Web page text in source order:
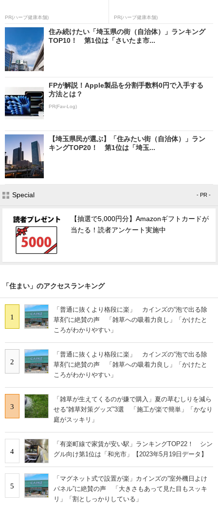
PR(ハーブ健康本舗) PR(ハーブ健康本舗)
住み続けたい「埼玉県の街（自治体）」ランキング
TOP10！ 第1位は「さいたま市...
FPが解説！Apple製品を分割手数料0円で入手する
方法とは？
PR(Fav-Log)
【埼玉県民が選ぶ】「住みたい街（自治体）」ラン
キングTOP20！ 第1位は「埼玉...
Special - PR -
【抽選で5,000円分】Amazonギフトカードが
当たる！読者アンケート実施中
「住まい」のアクセスランキング
1
「普通に抜くより格段に楽」 カインズの“泡で出る除
草剤”に絶賛の声 「雑草への吸着力良し」「かけたと
ころがわかりやすい」
2
「普通に抜くより格段に楽」 カインズの“泡で出る除
草剤”に絶賛の声 「雑草への吸着力良し」「かけたと
ころがわかりやすい」
3
「雑草が生えてくるのが嫌で購入」夏の草むしりを減ら
せる“雑草対策グッズ”3選 「施工が楽で簡単」「かなり
庭がスッキリ」
4
「有楽町線で家賃が安い駅」ランキングTOP22！ シン
グル向け第1位は「和光市」【2023年5月19日データ】
5
「マグネット式で設置が楽」カインズの“室外機日よけ
パネル”に絶賛の声 「大きさもあって見た目もスッキ
リ」「割としっかりしている」